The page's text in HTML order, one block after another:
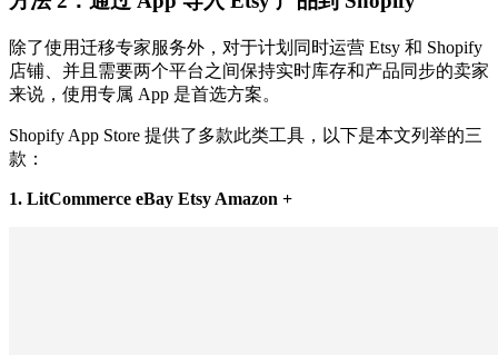
除了使用迁移专家服务外，对于计划同时运营 Etsy 和 Shopify
店铺、并且需要两个平台之间保持实时库存和产品同步的卖家
来说，使用专属 App 是首选方案。
Shopify App Store 提供了多款此类工具，以下是本文列举的三
款：
1. LitCommerce eBay Etsy Amazon +